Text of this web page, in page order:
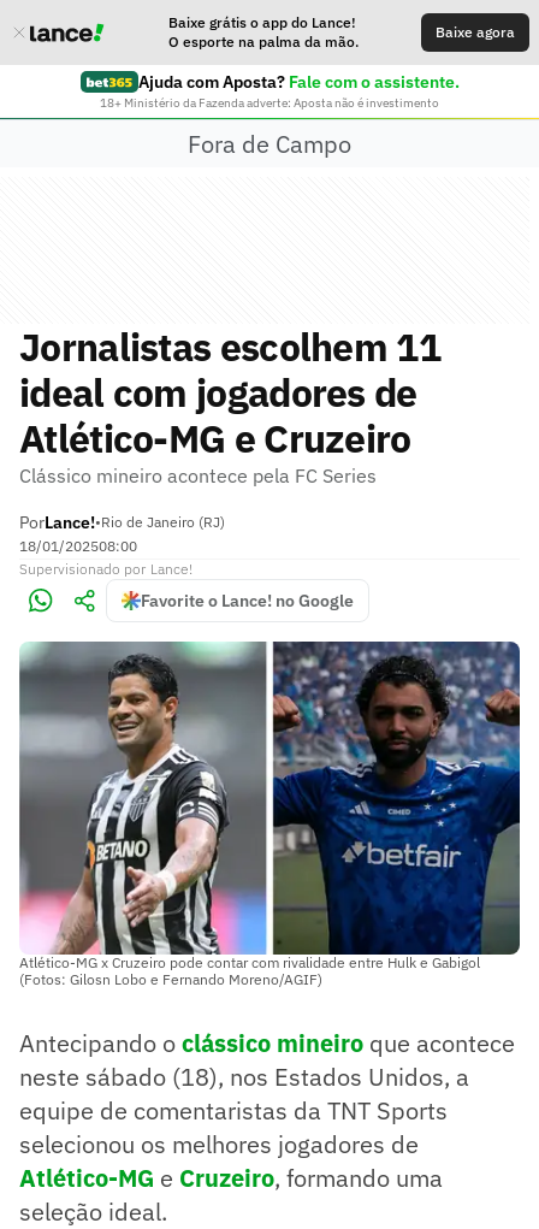
Baixe grátis o app do Lance!
O esporte na palma da mão.
Baixe agora
Ajuda com Aposta? Fale com o assistente.
18+ Ministério da Fazenda adverte: Aposta não é investimento
Fora de Campo
Jornalistas escolhem 11
ideal com jogadores de
Atlético-MG e Cruzeiro
Clássico mineiro acontece pela FC Series
PorLance!•Rio de Janeiro (RJ)
18/01/202508:00
Supervisionado por Lance!
Favorite o Lance! no Google
Atlético-MG x Cruzeiro pode contar com rivalidade entre Hulk e Gabigol
(Fotos: Gilosn Lobo e Fernando Moreno/AGIF)
Antecipando oclássico mineiro que acontece
neste sábado (18), nos Estados Unidos, a
equipe de comentaristas da TNT Sports
selecionou os melhores jogadores de
Atlético-MG e Cruzeiro, formando uma
seleção ideal.